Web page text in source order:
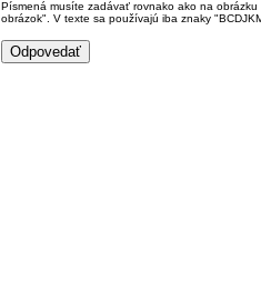
Písmená musíte zadávať rovnako ako na
obrázok". V texte sa používajú iba znaky